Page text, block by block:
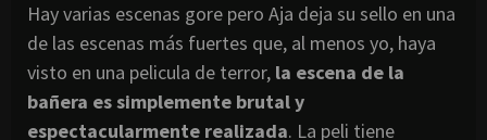
Hay varias escenas gore pero Aja deja su sello en una
de las escenas más fuertes que, al menos yo, haya
visto en una pelicula de terror, la escena de la
bañera es simplemente brutal y
espectacularmente realizada. La peli tiene